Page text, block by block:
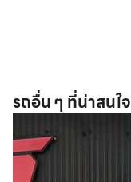
รถอื่น ๆ ที่น่าสนใจ